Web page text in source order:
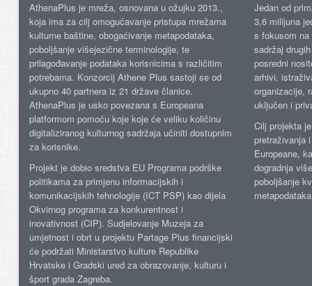
AthenaPlus je mreža, osnovana u ožujku 2013.,
koja ima za cilj omogućavanje pristupa mrežama
kulturne baštine, obogaćivanje metapodataka,
poboljšanje višejezične terminologije, te
prilagođavanje podataka korisnicima s različitim
potrebama. Konzorcij Athene Plus sastoji se od
ukupno 40 partnera iz 21 države članice.
AthenaPlus je usko povezana s Europeana
platformom pomoću koje koje će veliku količinu
digitaliziranog kulturnog sadržaja učiniti dostupnim
za korisnike.
Projekt je dobio sredstva EU Programa podrške
politikama za primjenu informacijskih i
komunikacijskih tehnologije (ICT PSP) kao dijela
Okvirnog programa za konkurentnost i
inovativnost (CIP). Sudjelovanje Muzeja za
umjetnost i obrt u projektu Partage Plus financijski
će podržati Ministarstvo kulture Republike
Hrvatske i Gradski ured za obrazovanje, kulturu i
šport grada Zagreba.
Jedan od
3,6 milijuna
s fokusom
sadržaj
posredni
arhivi,
organizacije,
uključen i
Cilj projekta
pretraživanja
Europeane,
dogradnja
poboljšanje